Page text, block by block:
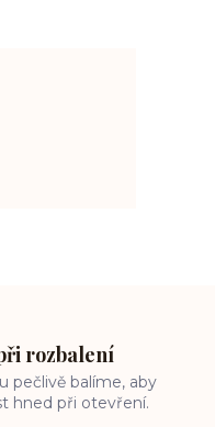
rozbalení
pečlivě balíme, aby
hned při otevření.